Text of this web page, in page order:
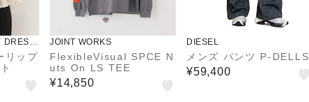
DRESSI
リップ
JOINT WORKS
FlexibleVisual SPCE N
uts On LS TEE
¥14,850
DIESEL
メンズ パンツ P-DELLS
¥59,400